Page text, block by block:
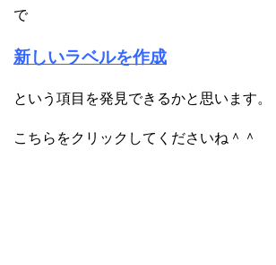
で
新しいラベルを作成
という項目を発見できるかと思います。
こちらをクリックしてくださいね＾＾